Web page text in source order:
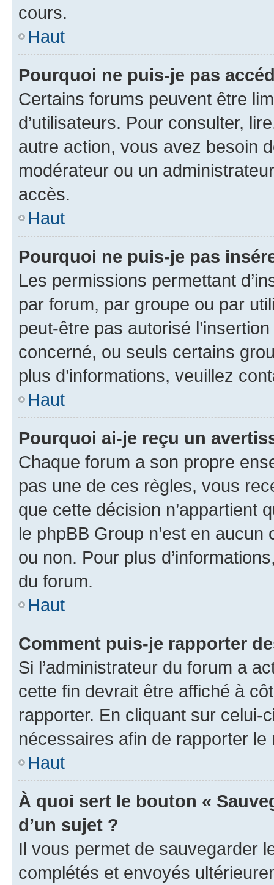
cours.
Haut
Pourquoi ne puis-je pas
Certains forums peuvent être
d’utilisateurs. Pour consulter,
autre action, vous avez besoin
modérateur ou un
accès.
Haut
Pourquoi ne puis-je pas
Les permissions permettant
par forum, par groupe ou par
peut-être pas autorisé
concerné, ou seuls certains
plus d’informations, veuillez
Haut
Pourquoi ai-je reçu un
Chaque forum a son propre
pas une de ces règles, vous
que cette décision n’appartient
le phpBB Group n’est en
ou non. Pour plus
du forum.
Haut
Comment puis-je rapporter
Si l’administrateur du forum a
cette fin devrait être affiché à
rapporter. En cliquant sur
nécessaires afin de rapporter le
Haut
À quoi sert le bouton «
d’un sujet ?
Il vous permet de sauvegarder
complétés et envoyés